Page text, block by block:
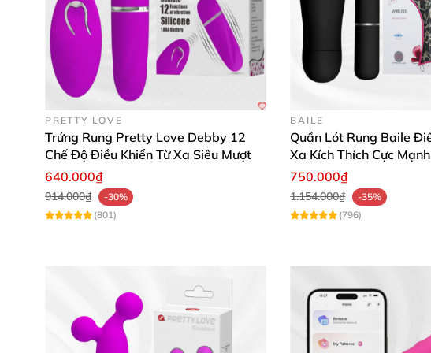
Em Minh Thư (TP.HCM): "Sản phẩm chất lượng cao,
ái, recommend cho chị em! 🌟"
Chị Hương (Đà Nẵng)
: "Mềm mại, nhẹ tênh chỉ 64g,
đồ chơi tình dục! ❤️"
Đừng chần chừ nữa!Mua ngay trứng rung quần lót
phẩm này hôm nay và cảm nhận sự khác biệt! 🛒✨
PRETTY LOVE
Trứng Rung Pretty Love Debby 12
Chế Độ Điều Khiển Từ Xa Siêu Mượt
640.000₫
914.000₫
-30%
(801)
BAILE
Quần Lót Rung Baile
Xa Kích Thích Cực Mạnh
750.000₫
1.154.000₫
-35%
(796)